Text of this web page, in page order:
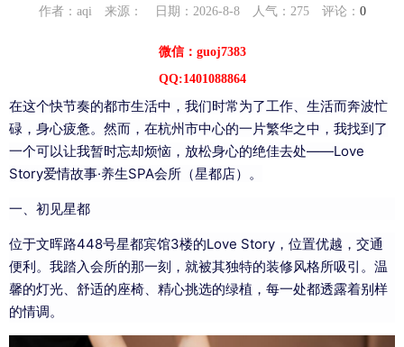
作者：aqi 来源： 日期：2026-8-8 人气： 275评论： 0
微信：guoj7383
QQ:1401088864
在这个快节奏的都市生活中，我们时常为了工作、生活而奔波忙
碌，身心疲惫。然而，在杭州市中心的一片繁华之中，我找到了
一个可以让我暂时忘却烦恼，放松身心的绝佳去处——Love
Story爱情故事·养生SPA会所（星都店）。
一、初见星都
位于文晖路448号星都宾馆3楼的Love Story，位置优越，交通
便利。我踏入会所的那一刻，就被其独特的装修风格所吸引。温
馨的灯光、舒适的座椅、精心挑选的绿植，每一处都透露着别样
的情调。